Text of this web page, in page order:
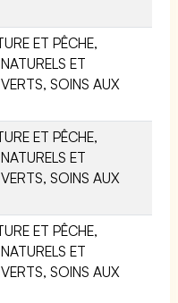
ET PÊCHE,
ET
SOINS AUX
ET PÊCHE,
ET
SOINS AUX
ET PÊCHE,
ET
SOINS AUX